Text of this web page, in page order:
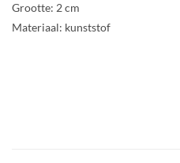
Grootte: 2 cm
Materiaal: kunststof